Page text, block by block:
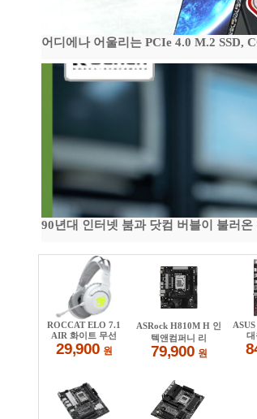
어디에나 어울리는 PCIe 4.0 M.2 SSD,
90년대 인터넷 붐과 닷컴 버블이 불러